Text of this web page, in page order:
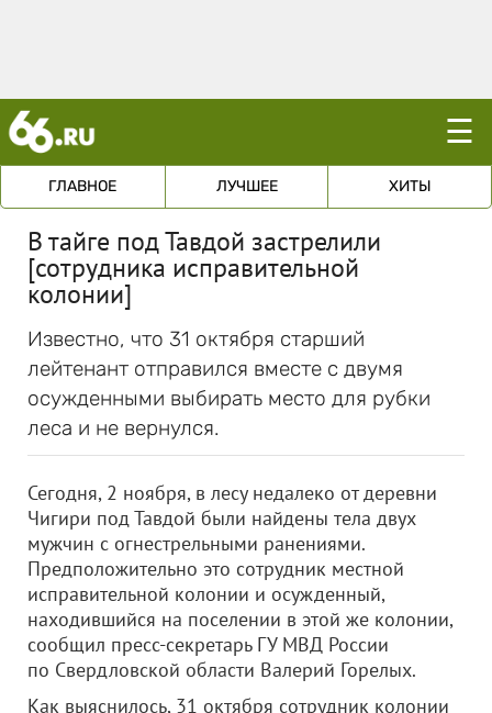
☰
ГЛАВНОЕ ЛУЧШЕЕ ХИТЫ
В тайге под Тавдой застрелили
[сотрудника исправительной
колонии]
Известно, что 31 октября старший
лейтенант отправился вместе с двумя
осужденными выбирать место для рубки
леса и не вернулся.
Сегодня, 2 ноября, в лесу недалеко от деревни
Чигири под Тавдой были найдены тела двух
мужчин с огнестрельными ранениями.
Предположительно это сотрудник местной
исправительной колонии и осужденный,
находившийся на поселении в этой же колонии,
сообщил пресс-секретарь ГУ МВД России
по Свердловской области Валерий Горелых.
Как выяснилось, 31 октября сотрудник колонии